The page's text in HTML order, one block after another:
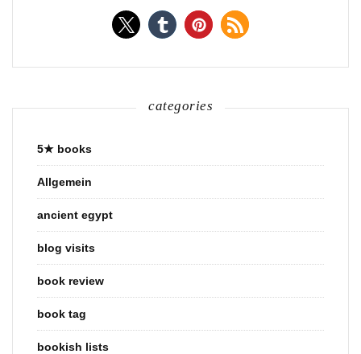
categories
5★ books
Allgemein
ancient egypt
blog visits
book review
book tag
bookish lists